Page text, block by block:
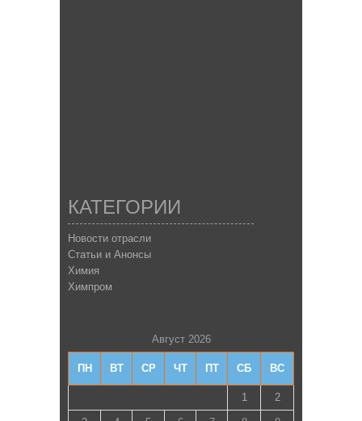
КАТЕГОРИИ
Новости отрасли
Статьи и Анонсы
Химия
Химпром
Август 2026
ПН ВТ СР ЧТ ПТ СБ ВС
1 2